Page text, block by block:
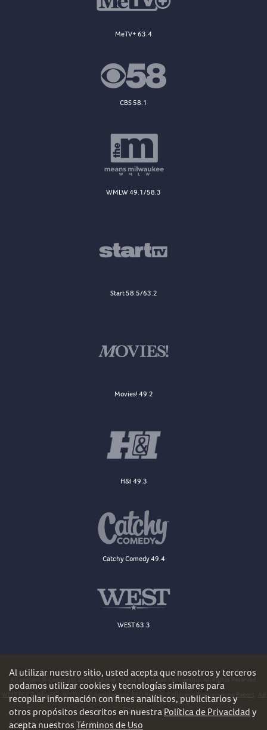
MeTV+ 63.4
CBS 58.1
WMLW 49.1/58.3
Start 58.5/63.2
Movies! 49.2
H&I 49.3
Catchy Comedy 49.4
WEST 63.3
All content © Copyright 2026 Channel 41 and 63 Limited Partnership. All Rights Reserved.
WDJT FCC Public File
WYTU FCC Applications EEO Report Children's Programming Report
Choices
Al utilizar nuestro sitio, usted acepta que nosotros y terceros
podamos utilizar cookies y tecnologías similares para
recopilar información con fines analíticos, publicitarios y
otros propósitos descritos en nuestraPolítica de Privacidady
acepta nuestrosTérminos de Uso